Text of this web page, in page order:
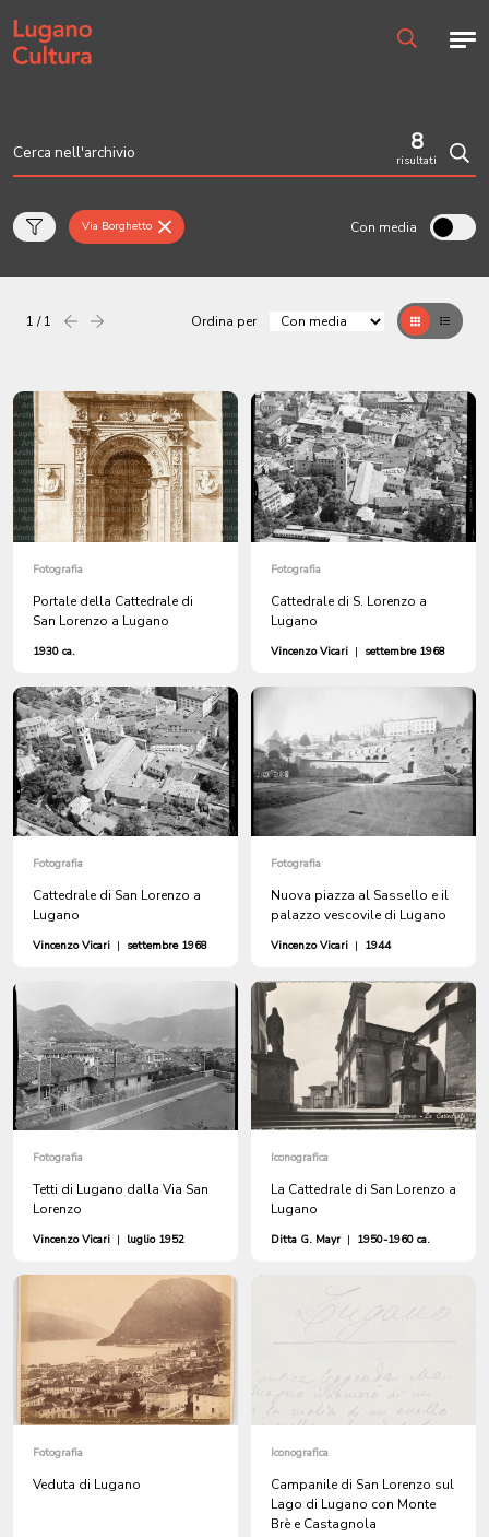
Home page
8
risultati
Via Borghetto Con media
1 / 1 Precedentesuccessiva Ordina per GrigliaTable
Fotografia
Portale della Cattedrale di
San Lorenzo a Lugano
1930 ca.
Fotografia
Cattedrale di S. Lorenzo a
Lugano
Vincenzo Vicari | settembre 1968
Fotografia
Cattedrale di San Lorenzo a
Lugano
Vincenzo Vicari | settembre 1968
Fotografia
Nuova piazza al Sassello e il
palazzo vescovile di Lugano
Vincenzo Vicari | 1944
Fotografia
Tetti di Lugano dalla Via San
Lorenzo
Vincenzo Vicari | luglio 1952
Iconografica
La Cattedrale di San Lorenzo a
Lugano
Ditta G. Mayr | 1950-1960 ca.
Fotografia
Veduta di Lugano
Iconografica
Campanile di San Lorenzo sul
Lago di Lugano con Monte
Brè e Castagnola